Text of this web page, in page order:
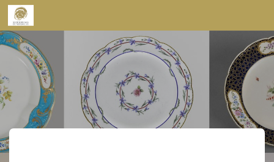
Skip to content